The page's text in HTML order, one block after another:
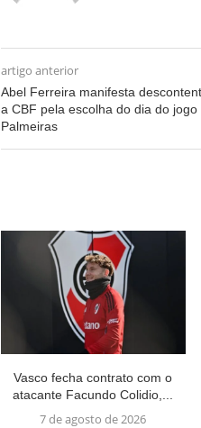
artigo anterior
Abel Ferreira manifesta
a CBF pela escolha do dia do jogo
Palmeiras
Vasco fecha contrato com o
atacante Facundo Colidio,...
7 de agosto de 2026